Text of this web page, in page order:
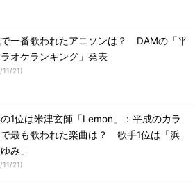
一番歌われたアニソンは？ DAMの「平
オケランキング」発表
11/21)
1位は米津玄師「Lemon」：平成のカラ
最も歌われた楽曲は？ 歌手1位は「浜
み」
11/21)